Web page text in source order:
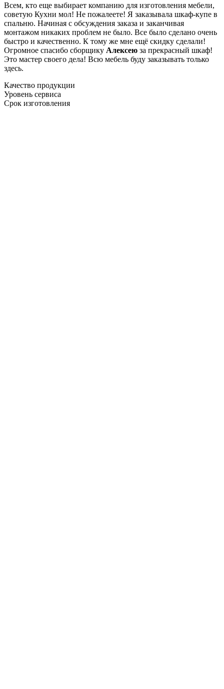
Всем, кто еще выбирает компанию для изготовления мебели,
советую Кухни мол! Не пожалеете! Я заказывала шкаф-купе в
спальню. Начиная с обсуждения заказа и заканчивая
монтажом никаких проблем не было. Все было сделано очень
быстро и качественно. К тому же мне ещё скидку сделали!
Огромное спасибо сборщику Алексею за прекрасный шкаф!
Это мастер своего дела! Всю мебель буду заказывать только
здесь.
Качество продукции
Уровень сервиса
Срок изготовления